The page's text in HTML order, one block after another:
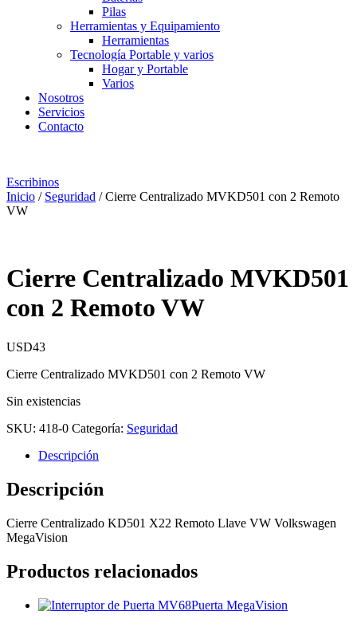
Pilas
Herramientas y Equipamiento
Herramientas
Tecnología Portable y varios
Hogar y Portable
Varios
Nosotros
Servicios
Contacto
Escribinos
Inicio / Seguridad / Cierre Centralizado MVKD501 con 2 Remoto
VW
Cierre Centralizado MVKD501
con 2 Remoto VW
USD43
Cierre Centralizado MVKD501 con 2 Remoto VW
Sin existencias
SKU: 418-0 Categoría: Seguridad
Descripción
Descripción
Cierre Centralizado KD501 X22 Remoto Llave VW Volkswagen
MegaVision
Productos relacionados